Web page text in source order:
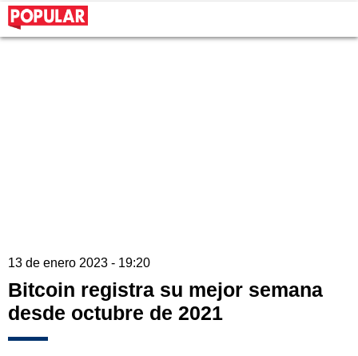
13 de enero 2023 - 19:20
Bitcoin registra su mejor semana
desde octubre de 2021